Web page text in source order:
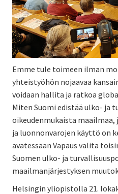
Emme tule toimeen ilman
yhteistyöhön nojaavaa
voidaan hallita ja ratkoa
Miten Suomi edistää ulko- ja
oikeudenmukaista
ja luonnonvarojen käyttö on
avatessaan Vapaus valita
Suomen ulko- ja
maailmanjärjestyksen
Helsingin yliopistolla 21.